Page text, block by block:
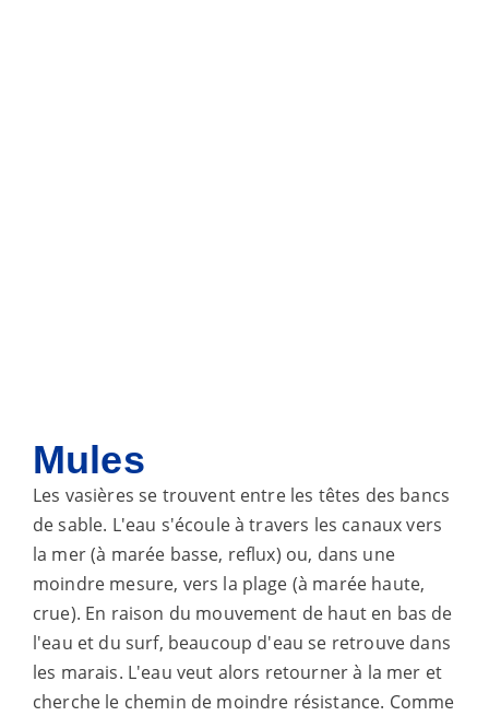
Mules
Les vasières se trouvent entre les têtes des bancs
de sable. L'eau s'écoule à travers les canaux vers
la mer (à marée basse, reflux) ou, dans une
moindre mesure, vers la plage (à marée haute,
crue). En raison du mouvement de haut en bas de
l'eau et du surf, beaucoup d'eau se retrouve dans
les marais. L'eau veut alors retourner à la mer et
cherche le chemin de moindre résistance. Comme